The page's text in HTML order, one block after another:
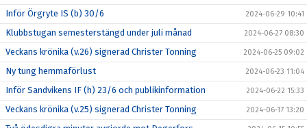
Inför Örgryte IS (b) 30/6 2024-06-29 10:41
Klubbstugan semesterstängd under juli månad 2024-06-27 08:30
Veckans krönika (v.26) signerad Christer Tonning 2024-06-25 09:02
Ny tung hemmaförlust 2024-06-23 11:04
Inför Sandvikens IF (h) 23/6 och publikinformation 2024-06-22 15:33
Veckans krönika (v.25) signerad Christer Tonning 2024-06-17 13:20